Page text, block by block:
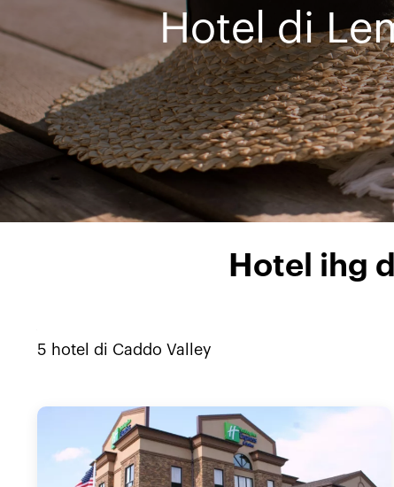
Hotel di
Hotel ihg
5 hotel di Caddo Valley